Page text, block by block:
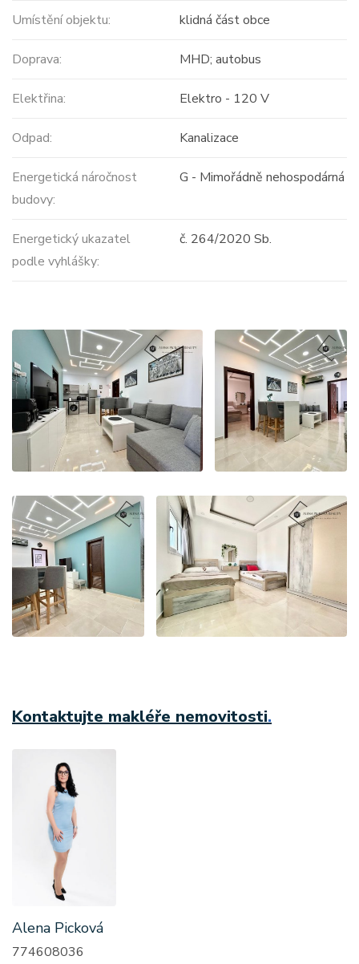
Umístění objektu: klidná část obce
Doprava: MHD; autobus
Elektřina: Elektro - 120 V
Odpad: Kanalizace
Energetická náročnost
budovy:
G - Mimořádně nehospodárná
Energetický ukazatel
podle vyhlášky:
č. 264/2020 Sb.
Kontaktujte makléře nemovitosti.
Alena Picková
774608036